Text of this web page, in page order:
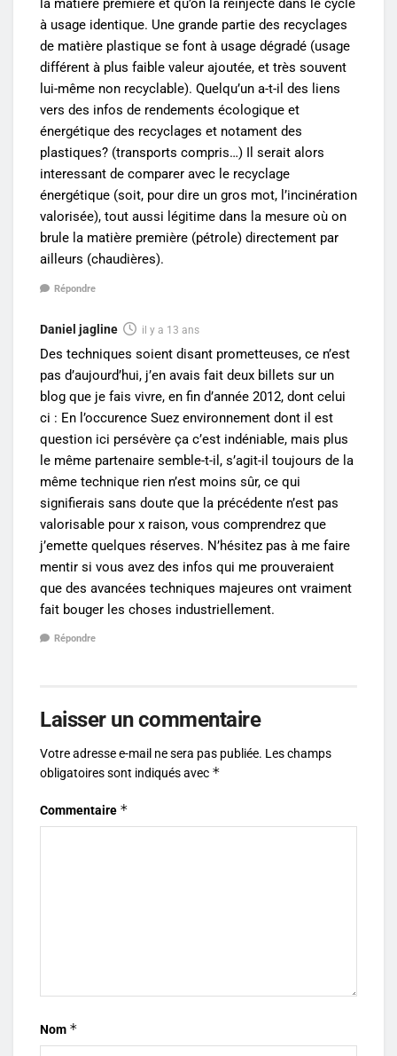
la matière première et qu’on la réinjecte dans le cycle
à usage identique. Une grande partie des recyclages
de matière plastique se font à usage dégradé (usage
différent à plus faible valeur ajoutée, et très souvent
lui-même non recyclable). Quelqu’un a-t-il des liens
vers des infos de rendements écologique et
énergétique des recyclages et notament des
plastiques? (transports compris…) Il serait alors
interessant de comparer avec le recyclage
énergétique (soit, pour dire un gros mot, l’incinération
valorisée), tout aussi légitime dans la mesure où on
brule la matière première (pétrole) directement par
ailleurs (chaudières).
Répondre
Daniel jagline il y a 13 ans
Des techniques soient disant prometteuses, ce n’est
pas d’aujourd’hui, j’en avais fait deux billets sur un
blog que je fais vivre, en fin d’année 2012, dont celui
ci : En l’occurence Suez environnement dont il est
question ici persévère ça c’est indéniable, mais plus
le même partenaire semble-t-il, s’agit-il toujours de la
même technique rien n’est moins sûr, ce qui
signifierais sans doute que la précédente n’est pas
valorisable pour x raison, vous comprendrez que
j’emette quelques réserves. N’hésitez pas à me faire
mentir si vous avez des infos qui me prouveraient
que des avancées techniques majeures ont vraiment
fait bouger les choses industriellement.
Répondre
Laisser un commentaire
Votre adresse e-mail ne sera pas publiée. Les champs
obligatoires sont indiqués avec *
Commentaire *
Nom *